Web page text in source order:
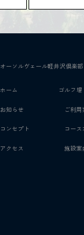
オーソルヴェール軽井沢倶楽部
ホーム
お知らせ
コンセプト
アクセス
ゴルフ場
ご利用
コース
施設案